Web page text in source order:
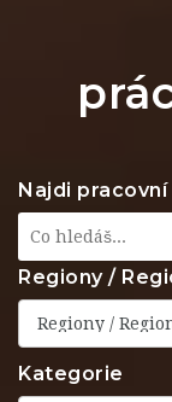
Najdi pracovní
Regiony /
Regiony /
Kategorie